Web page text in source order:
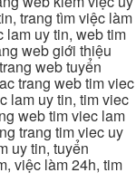
trang tìm việc làm
lam uy tin, web tim
web giới thiệu
web tuyển
trang web tim viec
lam uy tin, tim viec
web tim viec lam
trang tim viec uy
uy tin, tuyển
việc làm 24h, tim